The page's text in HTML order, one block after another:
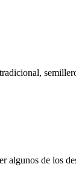
algunos de los